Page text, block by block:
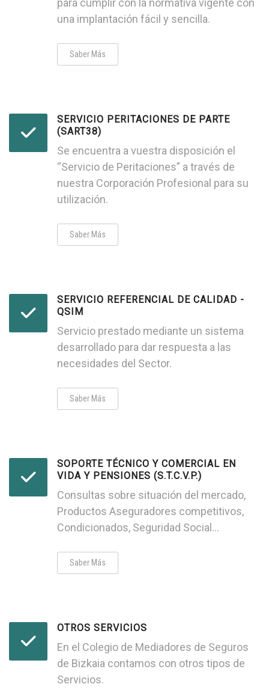
para cumplir con la normativa vigente con
una implantación fácil y sencilla.
Saber Más
SERVICIO PERITACIONES DE PARTE
(SART38)
Se encuentra a vuestra disposición el
“Servicio de Peritaciones” a través de
nuestra Corporación Profesional para su
utilización.
Saber Más
SERVICIO REFERENCIAL DE CALIDAD -
QSIM
Servicio prestado mediante un sistema
desarrollado para dar respuesta a las
necesidades del Sector.
Saber Más
SOPORTE TÉCNICO Y COMERCIAL EN
VIDA Y PENSIONES (S.T.C.V.P.)
Consultas sobre situación del mercado,
Productos Aseguradores competitivos,
Condicionados, Seguridad Social...
Saber Más
OTROS SERVICIOS
En el Colegio de Mediadores de Seguros
de Bizkaia contamos con otros tipos de
Servicios.